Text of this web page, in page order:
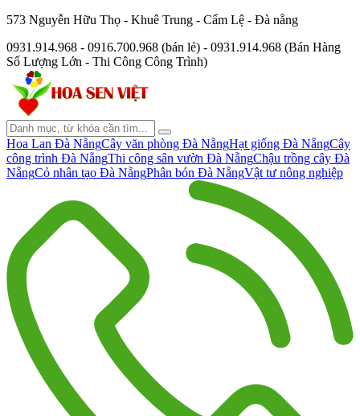
573 Nguyễn Hữu Thọ - Khuê Trung - Cẩm Lệ - Đà nẵng
0931.914.968 - 0916.700.968 (bán lẻ) - 0931.914.968 (Bán Hàng
Số Lượng Lớn - Thi Công Công Trình)
Hoa Lan Đà NẵngCây văn phòng Đà NẵngHạt giống Đà NẵngCây
công trình Đà NẵngThi công sân vườn Đà NẵngChậu trồng cây Đà
NẵngCỏ nhân tạo Đà NẵngPhân bón Đà NẵngVật tư nông nghiệp